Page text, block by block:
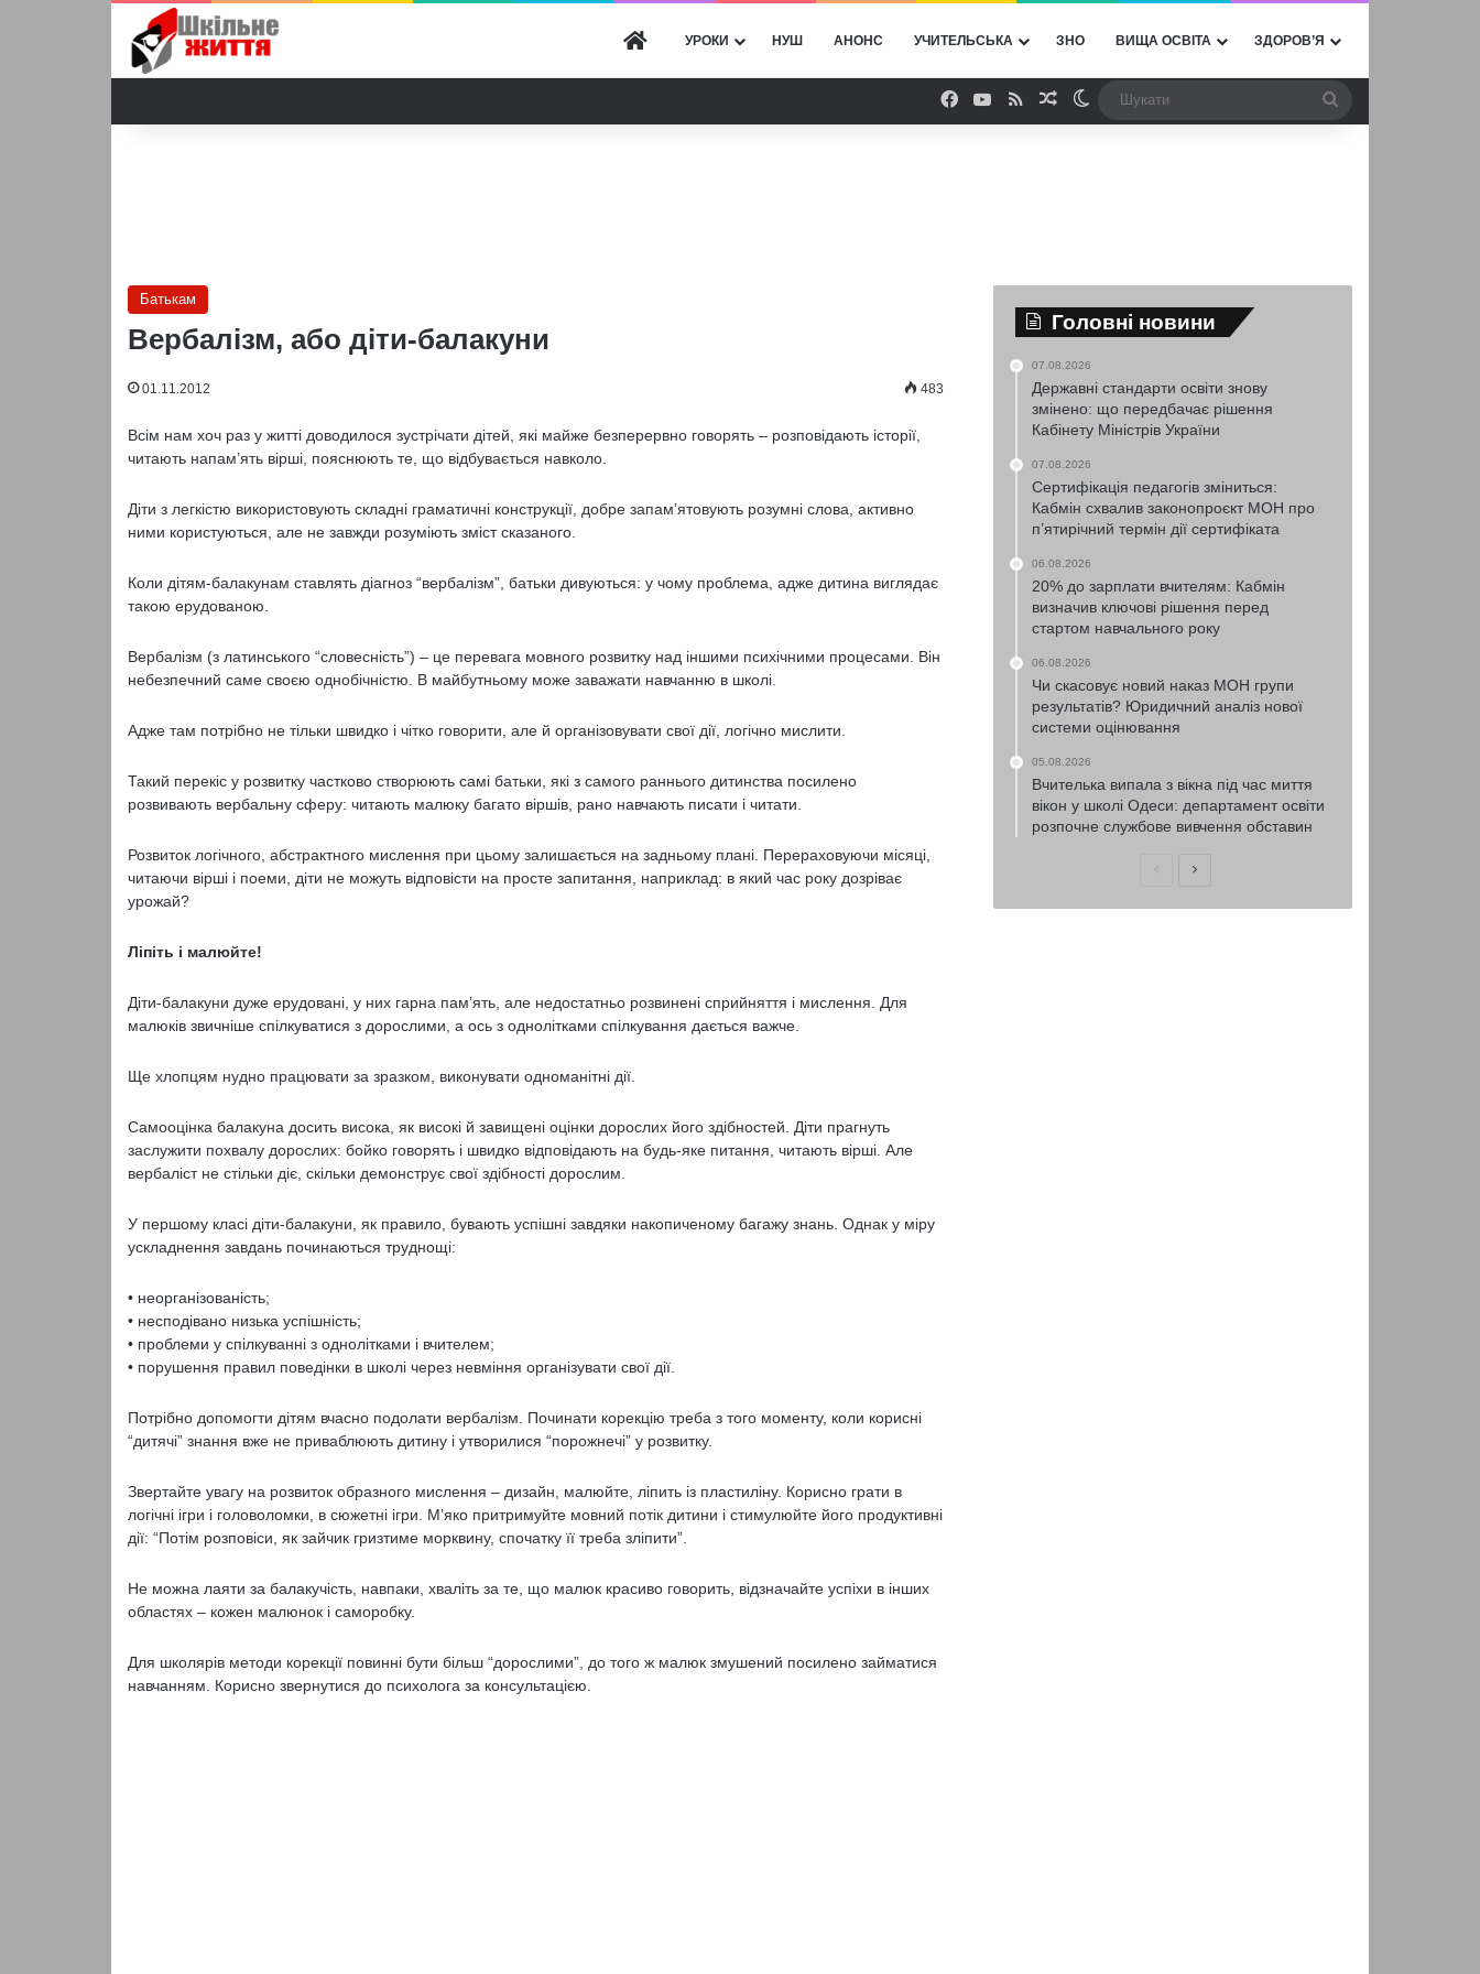
ГОЛОВНА
УРОКИ НУШ АНОНС УЧИТЕЛЬСЬКА ЗНО ВИЩА ОСВІТА ЗДОРОВ’Я
Facebook
YouTube
RSSВипадкова стаття
Switch skin
Батькам
Вербалізм, або діти-балакуни
01.11.2012 483
Всім нам хоч раз у житті доводилося зустрічати дітей, які майже безперервно го­ворять – розповідають історії,
читають на­пам’ять вірші, пояснюють те, що відбувається навколо.
Діти з легкістю використовують складні граматичні конструкції, добре запам’ятовують розумні слова, активно
ними користуються, але не завжди розуміють зміст сказаного.
Коли дітям-балакунам ставлять діагноз “вербалізм”, батьки дивуються: у чому проблема, адже дитина виглядає
такою ерудованою.
Вербалізм (з латинського “словесність”) – це пе­ревага мовного розвитку над іншими психічними процесами. Він
небезпечний саме своєю однобічністю. В майбутньому може заважати на­вчанню в школі.
Адже там потрібно не тільки швидко і чітко говори­ти, але й організовувати свої дії, логічно мислити.
Такий перекіс у розвитку частково створюють самі батьки, які з самого раннього дитинства посилено
розвивають вербальну сферу: читають малюку ба­гато віршів, рано навчають писати і читати.
Розвиток логічного, абстрактного мислення при цьому залишається на задньому плані. Перерахо­вуючи місяці,
читаючи вірші і поеми, діти не мо­жуть відповісти на просте запитання, наприклад: в який час року дозріває
урожай?
Ліпіть і малюйте!
Діти-балакуни дуже ерудовані, у них гарна пам’ять, але недостатньо розвинені сприйняття і мислення. Для
малюків звичніше спілкуватися з до­рослими, а ось з однолітками спілкування дається важче.
Ще хлопцям нудно працювати за зразком, викону­вати одноманітні дії.
Самооцінка балакуна досить висока, як високі й завищені оцінки дорослих його здібностей. Діти прагнуть
заслужити похвалу дорослих: бойко гово­рять і швидко відповідають на будь-яке питання, читають вірші. Але
вербаліст не стільки діє, скільки демонструє свої здібності дорослим.
У першому класі діти-балакуни, як правило, бува­ють успішні завдяки накопиченому багажу знань. Однак у міру
ускладнення завдань починаються труднощі:
• неорганізованість;
• несподівано низька успішність;
• проблеми у спілкуванні з однолітками і вчителем;
• порушення правил поведінки в школі через невміння організувати свої дії.
Потрібно допомогти дітям вчасно подолати вербалізм. Починати корекцію треба з того момен­ту, коли корисні
“дитячі” знання вже не приваблю­ють дитину і утворилися “порожнечі” у розвитку.
Звертайте увагу на розвиток образного мислення – дизайн, малюйте, ліпить із пластиліну. Корисно гра­ти в
логічні ігри і головоломки, в сюжетні ігри. М’яко притримуйте мовний потік дитини і стимулюй­те його продуктивні
дії: “Потім розповіси, як зай­чик гризтиме морквину, спочатку її треба зліпити”.
Не можна лаяти за балакучість, навпаки, хваліть за те, що малюк красиво говорить, відзначайте успіхи в інших
областях – кожен малюнок і само­робку.
Для школярів методи корекції повинні бути більш “дорослими”, до того ж малюк змушений посилено займатися
навчанням. Корисно звернутися до пси­холога за консультацією.
Головні новини
07.08.2026
Державні стандарти освіти знову
змінено: що передбачає рішення
Кабінету Міністрів України
07.08.2026
Сертифікація педагогів зміниться:
Кабмін схвалив законопроєкт МОН про
п’ятирічний термін дії сертифіката
06.08.2026
20% до зарплати вчителям: Кабмін
визначив ключові рішення перед
стартом навчального року
06.08.2026
Чи скасовує новий наказ МОН групи
результатів? Юридичний аналіз нової
системи оцінювання
05.08.2026
Вчителька випала з вікна під час миття
вікон у школі Одеси: департамент освіти
розпочне службове вивчення обставин
ПопередняНаступна